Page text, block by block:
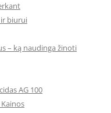
biurui
– ką naudinga žinoti
AG 100